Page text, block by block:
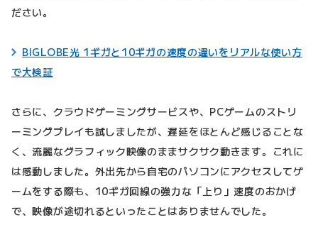
ださい。
BIGLOBE光 1ギガと10ギガの速度の違いをリアルな使い方
で大検証
さらに、クラウドゲーミングサービスや、PCゲームのストリ
ーミングプレイも試しましたが、遅延をほとんど感じることな
く、流麗なグラフィック映像のままサクサク動きます。これに
は感動しました。外出先から自宅のパソコンにアクセスしてゲ
ームをする際も、10ギガ回線の強力な「上り」速度のおかげ
で、映像が途切れるといったことはありませんでした。